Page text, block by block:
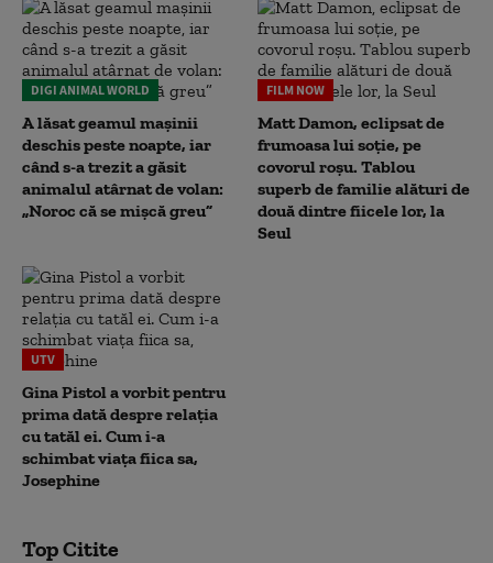
DIGI ANIMAL WORLD
A lăsat geamul mașinii
deschis peste noapte, iar
când s-a trezit a găsit
animalul atârnat de volan:
„Noroc că se mișcă greu”
FILM NOW
Matt Damon, eclipsat de
frumoasa lui soție, pe
covorul roșu. Tablou
superb de familie alături de
două dintre fiicele lor, la
Seul
UTV
Gina Pistol a vorbit pentru
prima dată despre relația
cu tatăl ei. Cum i-a
schimbat viața fiica sa,
Josephine
Top Citite